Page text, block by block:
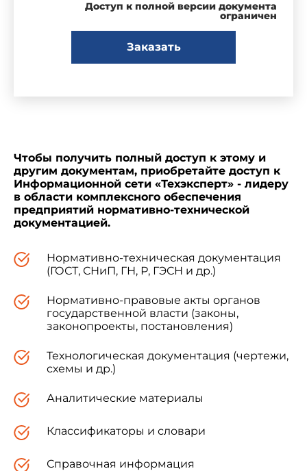
Доступ к полной версии документа
ограничен
Заказать
Чтобы получить полный доступ к этому и
другим документам, приобретайте доступ к
Информационной сети «Техэксперт» - лидеру
в области комплексного обеспечения
предприятий нормативно-технической
документацией.
Нормативно-техническая документация
(ГОСТ, СНиП, ГН, Р, ГЭСН и др.)
Нормативно-правовые акты органов
государственной власти (законы,
законопроекты, постановления)
Технологическая документация (чертежи,
схемы и др.)
Аналитические материалы
Классификаторы и словари
Справочная информация